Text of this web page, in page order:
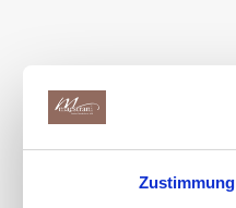
Zustimmung